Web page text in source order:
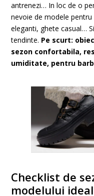
antrenezi… In loc de o
nevoie de modele
eleganti, ghete casual…
tendinte. Pe scurt:
sezon confortabila,
umiditate, pentru
Checklist de
modelului ideal